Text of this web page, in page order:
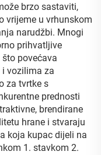
brzo sastaviti,
vrijeme u vrhunskom
narudžbi. Mnogi
prihvatljive
povećava
vozilima za
za tvrtke s
prednosti
brendirane
hrane i stvaraju
koja kupac dijeli na
1. stavkom 2.